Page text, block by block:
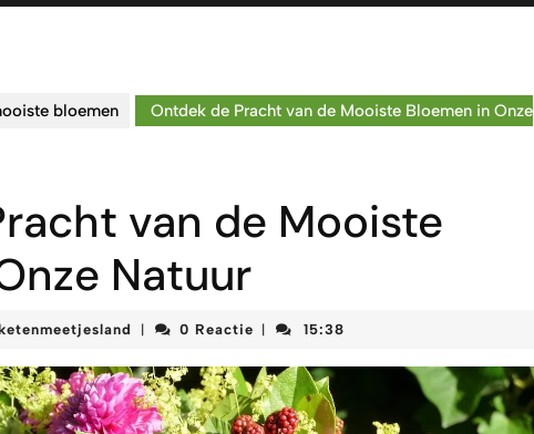
bloemen
Ontdek de Pracht van de Mooiste Bloemen in Onze
van de Mooiste
Natuur
korteketenmeetjesland
0 Reactie 15:38